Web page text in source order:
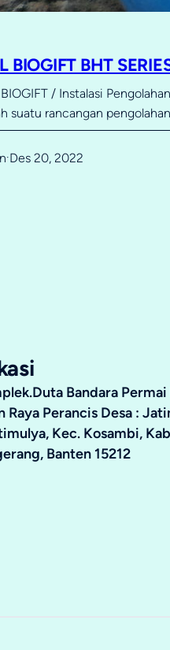
BIOGIFT BHT
/ Instalasi
suatu rancangan
·Des 20, 2022
Bandara Permai
Raya Perancis Desa :
Kec. Kosambi,
Banten 15212